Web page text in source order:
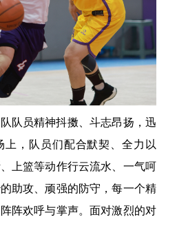
队员精神抖擞、斗志昂扬，迅
上，队员们配合默契、全力以
上篮等动作行云流水、一气呵
助攻、顽强的防守，每一个精
阵欢呼与掌声。面对激烈的对